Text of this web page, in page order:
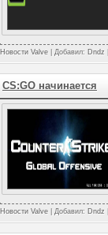
Новости Valve | Добавил: Dndz
CS:GO начинается
Новости Valve | Добавил: Dndz